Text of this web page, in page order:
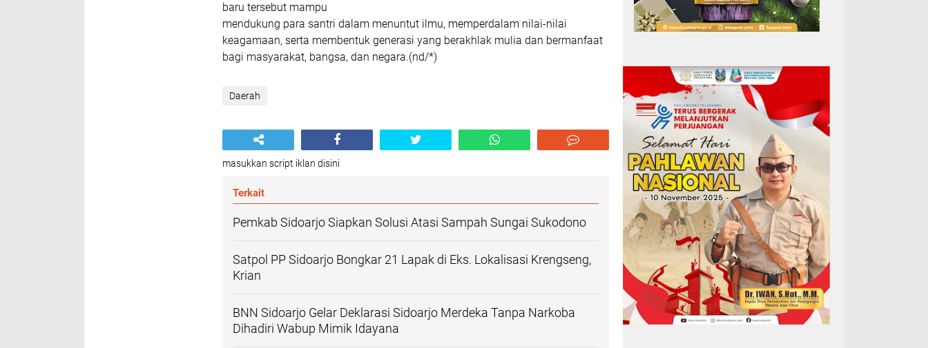
baru tersebut mampu
mendukung para santri dalam menuntut ilmu, memperdalam nilai-nilai
keagamaan, serta membentuk generasi yang berakhlak mulia dan bermanfaat
bagi masyarakat, bangsa, dan negara.(nd/*)
Daerah
masukkan script iklan disini
Terkait
Pemkab Sidoarjo Siapkan Solusi Atasi Sampah Sungai Sukodono
Satpol PP Sidoarjo Bongkar 21 Lapak di Eks. Lokalisasi Krengseng,
Krian
BNN Sidoarjo Gelar Deklarasi Sidoarjo Merdeka Tanpa Narkoba
Dihadiri Wabup Mimik Idayana